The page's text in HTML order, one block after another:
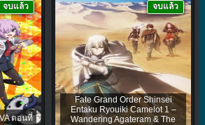
ตอนที่
จบแล้ว
Fate Grand Order Shinsei
Entaku Ryouiki Camelot 1 –
Wandering Agateram & The
จบแล้ว